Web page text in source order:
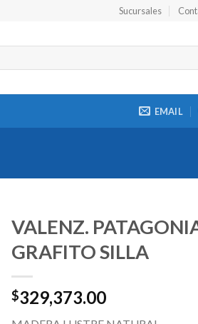
Sucursales
EMAIL
VALENZ.
GRAFITO SILLA
$329,373.00